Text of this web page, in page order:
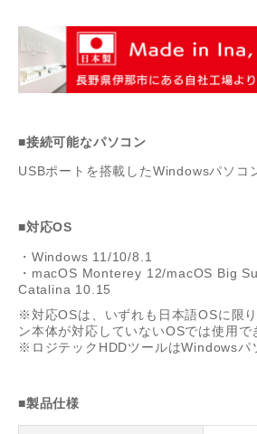
■接続可能なパソコン
USBポートを搭載したWindowsパソコ
■対応OS
・Windows 11/10/8.1
・macOS Monterey 12/macOS Big
Catalina 10.15
※対応OSは、いずれも日本語OSに限
ン本体が対応していないOSでは使用で
※ロジテックHDDツールはWindowsパ
■製品仕様